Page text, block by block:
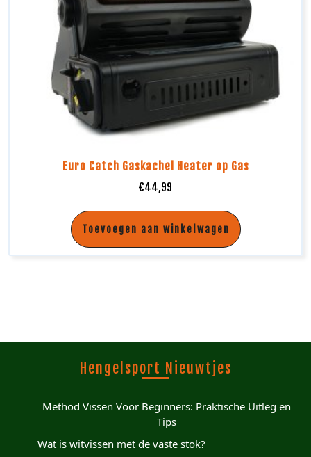
Euro Catch Gaskachel Heater op Gas
€44,99
Toevoegen aan winkelwagen
Hengelsport Nieuwtjes
Method Vissen Voor Beginners: Praktische Uitleg en
Tips
Wat is witvissen met de vaste stok?